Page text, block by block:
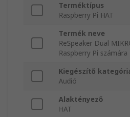
Terméktípus
Raspberry Pi HAT
Termék neve
ReSpeaker Dual
Raspberry Pi számára
Kiegészítő
Audió
Alaktényező
HAT